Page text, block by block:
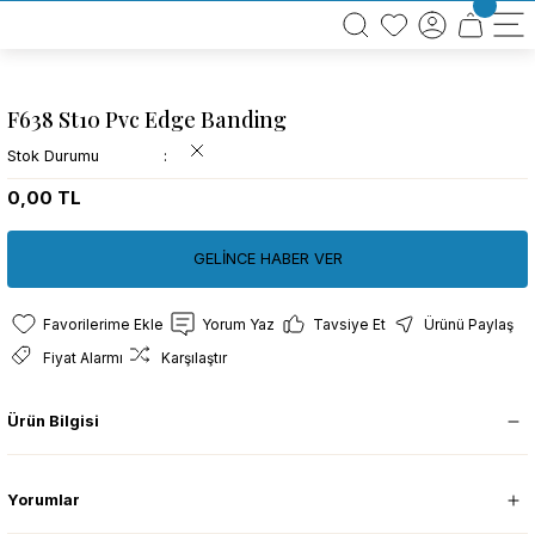
BÜTÜN ALIŞVERİŞLERİNİZDE KARGO BEDAVA!
TÜRKİYE GENELİNDE 10.000 MÜŞTERİ REFERANSI
F638 St10 Pvc Edge Banding
Stok Durumu
0,00 TL
GELİNCE HABER VER
Yorum Yaz Tavsiye Et
Ürünü Paylaş
Fiyat Alarmı
Karşılaştır
Ürün Bilgisi
Yorumlar